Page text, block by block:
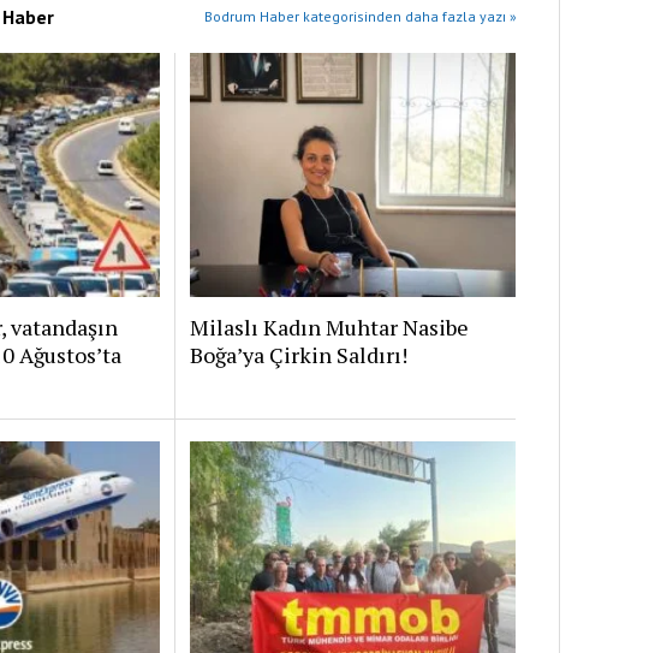
Bodrum Haber kategorisinden daha fazla yazı »
vatandaşın
Ağustos’ta
Milaslı Kadın Muhtar Nasibe
Boğa’ya Çirkin Saldırı!